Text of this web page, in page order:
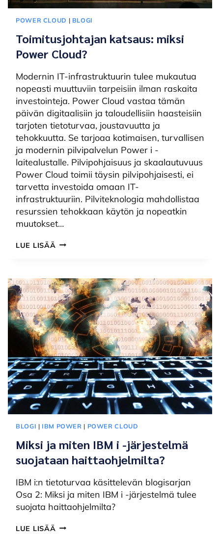
POWER CLOUD | BLOGI
Toimitusjohtajan katsaus: miksi
Power Cloud?
Modernin IT-infrastruktuurin tulee mukautua
nopeasti muuttuviin tarpeisiin ilman raskaita
investointeja. Power Cloud vastaa tämän
päivän digitaalisiin ja taloudellisiin haasteisiin
tarjoten tietoturvaa, joustavuutta ja
tehokkuutta. Se tarjoaa kotimaisen, turvallisen
ja modernin pilvipalvelun Power i -
laitealustalle. Pilvipohjaisuus ja skaalautuvuus
Power Cloud toimii täysin pilvipohjaisesti, ei
tarvetta investoida omaan IT-
infrastruktuuriin. Pilviteknologia mahdollistaa
resurssien tehokkaan käytön ja nopeatkin
muutokset…
LUE LISÄÄ TOIMITUSJOHTAJAN
CLOUD?
BLOGI | IBM POWER | POWER CLOUD
Miksi ja miten IBM i -järjestelmä
suojataan haittaohjelmilta?
IBM i:n tietoturvaa käsittelevän blogisarjan
Osa 2: Miksi ja miten IBM i -järjestelmä tulee
suojata haittaohjelmilta?
LUE LISÄÄ MIKSI